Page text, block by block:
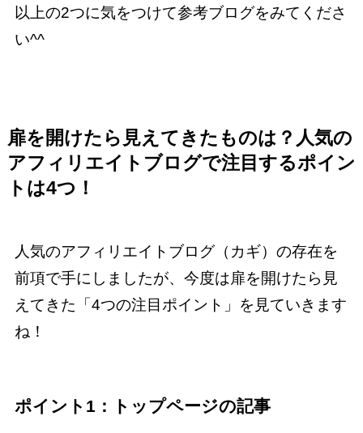
以上の2つに気をつけて参考ブログをみてくださ
い^^
扉を開けたら見えてきたものは？人気の
アフィリエイトブログで注目するポイン
トは4つ！
人気のアフィリエイトブログ（カギ）の存在を
前項で手にしましたが、今度は扉を開けたら見
えてきた「4つの注目ポイント」を見ていきます
ね！
ポイント1：トップページの記事